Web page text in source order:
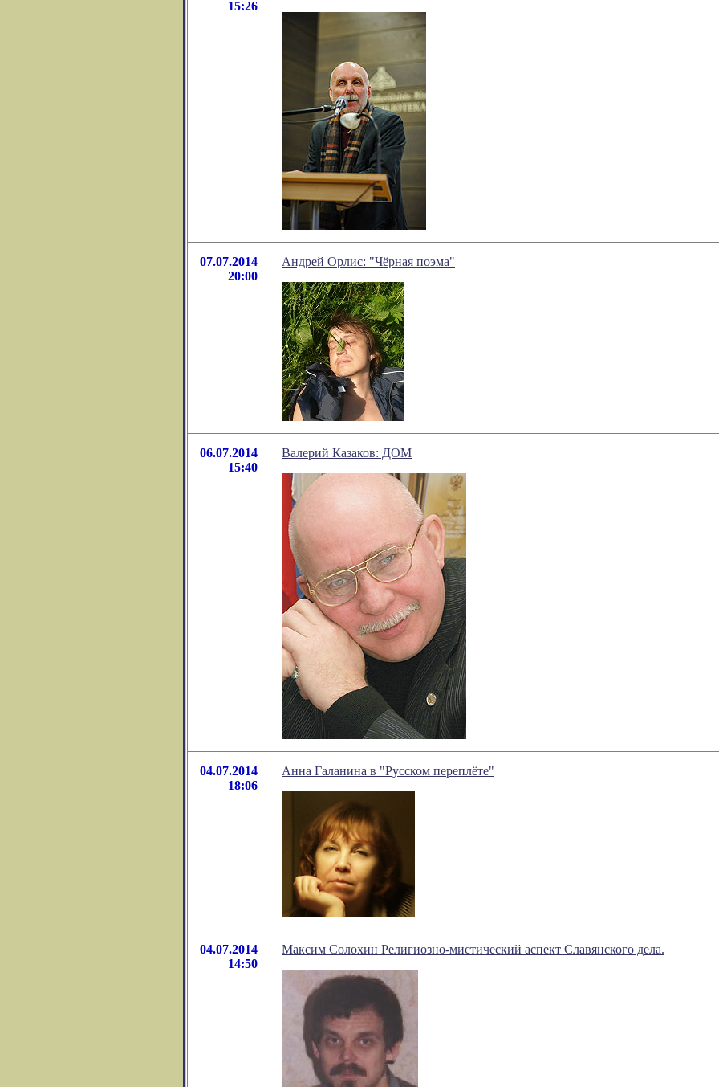
15:26
07.07.2014
20:00
Андрей Орлис: "Чёрная поэма"
06.07.2014
15:40
Валерий Казаков: ДОМ
04.07.2014
18:06
Анна Галанина в "Русском переплёте"
04.07.2014
14:50
Максим Солохин Религиозно-мистический аспект Славянского дела.